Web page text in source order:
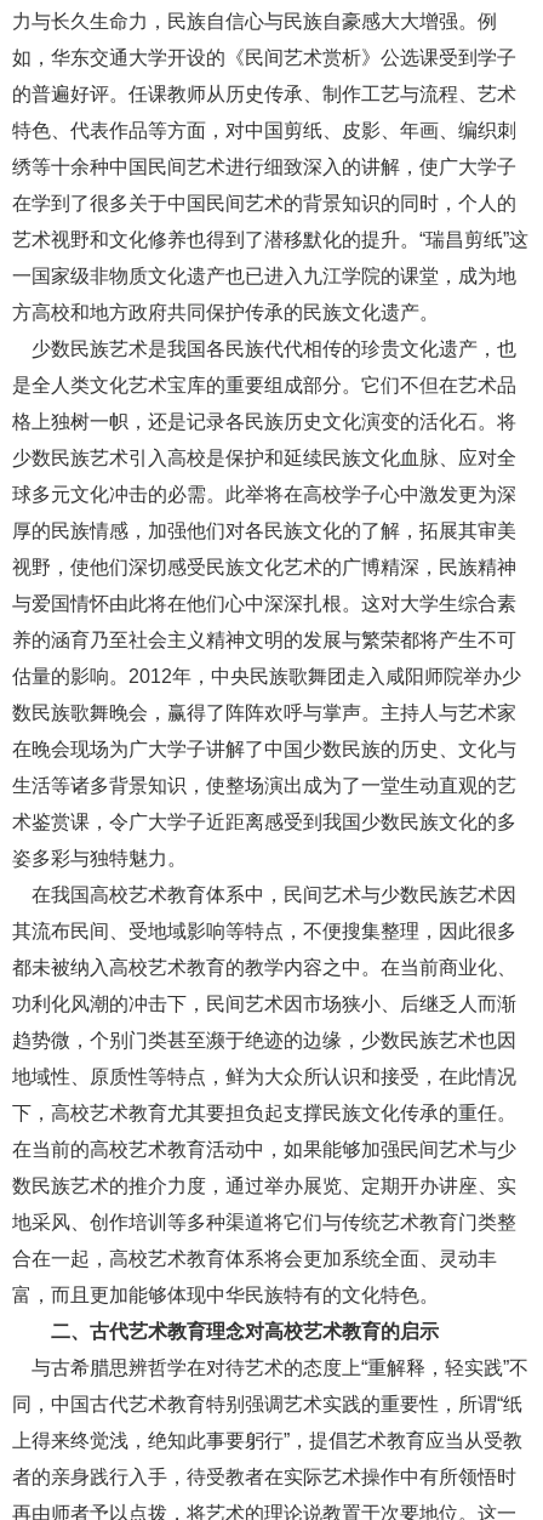
力与长久生命力，民族自信心与民族自豪感大大增强。例
如，华东交通大学开设的《民间艺术赏析》公选课受到学子
的普遍好评。任课教师从历史传承、制作工艺与流程、艺术
特色、代表作品等方面，对中国剪纸、皮影、年画、编织刺
绣等十余种中国民间艺术进行细致深入的讲解，使广大学子
在学到了很多关于中国民间艺术的背景知识的同时，个人的
艺术视野和文化修养也得到了潜移默化的提升。“瑞昌剪纸”这
一国家级非物质文化遗产也已进入九江学院的课堂， 成为地
方高校和地方政府共同保护传承的民族文化遗产。
少数民族艺术是我国各民族代代相传的珍贵文化遗产，也
是全人类文化艺术宝库的重要组成部分。它们不但在艺术品
格上独树一帜，还是记录各民族历史文化演变的活化石。将
少数民族艺术引入高校是保护和延续民族文化血脉、应对全
球多元文化冲击的必需。此举将在高校学子心中激发更为深
厚的民族情感，加强他们对各民族文化的了解，拓展其审美
视野，使他们深切感受民族文化艺术的广博精深，民族精神
与爱国情怀由此将在他们心中深深扎根。这对大学生综合素
养的涵育乃至社会主义精神文明的发展与繁荣都将产生不可
估量的影响。 2012年，中央民族歌舞团走入咸阳师院举办少
数民族歌舞晚会，赢得了阵阵欢呼与掌声。主持人与艺术家
在晚会现场为广大学子讲解了中国少数民族的历史、文化与
生活等诸多背景知识，使整场演出成为了一堂生动直观的艺
术鉴赏课，令广大学子近距离感受到我国少数民族文化的多
姿多彩与独特魅力。
在我国高校艺术教育体系中，民间艺术与少数民族艺术因
其流布民间、受地域影响等特点，不便搜集整理，因此很多
都未被纳入高校艺术教育的教学内容之中。在当前商业化、
功利化风潮的冲击下，民间艺术因市场狭小、后继乏人而渐
趋势微，个别门类甚至濒于绝迹的边缘，少数民族艺术也因
地域性、原质性等特点，鲜为大众所认识和接受，在此情况
下，高校艺术教育尤其要担负起支撑民族文化传承的重任。
在当前的高校艺术教育活动中，如果能够加强民间艺术与少
数民族艺术的推介力度，通过举办展览、定期开办讲座、实
地采风、创作培训等多种渠道将它们与传统艺术教育门类整
合在一起，高校艺术教育体系将会更加系统全面、灵动丰
富，而且更加能够体现中华民族特有的文化特色。
二、古代艺术教育理念对高校艺术教育的启示
与古希腊思辨哲学在对待艺术的态度上“重解释，轻实践”不
同，中国古代艺术教育特别强调艺术实践的重要性，所谓“纸
上得来终觉浅，绝知此事要躬行”，提倡艺术教育应当从受教
者的亲身践行入手，待受教者在实际艺术操作中有所领悟时
再由师者予以点拨，将艺术的理论说教置于次要地位。这一